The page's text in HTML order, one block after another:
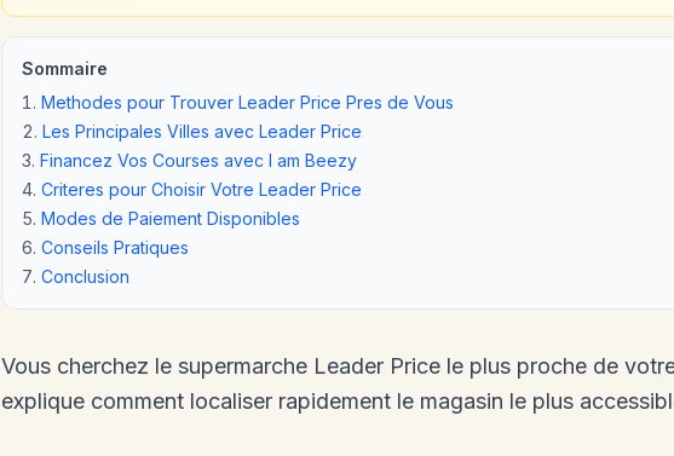
Sommaire
Methodes pour Trouver Leader Price Pres de Vous
Les Principales Villes avec Leader Price
Financez Vos Courses avec I am Beezy
Criteres pour Choisir Votre Leader Price
Modes de Paiement Disponibles
Conseils Pratiques
Conclusion
Vous cherchez le supermarche Leader Price le plus proche de
explique comment localiser rapidement le magasin le plus